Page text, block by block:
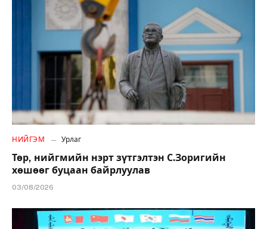
НИЙГЭМ Урлаг
Төр, нийгмийн нэрт зүтгэлтэн С.Зоригийн
хөшөөг буцаан байрлуулав
03/08/2026